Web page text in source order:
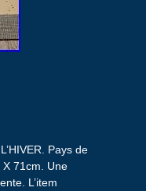
Pays de
X 71cm. Une
L’item